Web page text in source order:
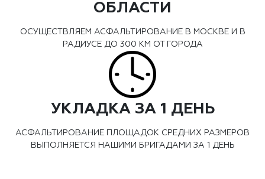
ОБЛАСТИ
ОСУЩЕСТВЛЯЕМ АСФАЛЬТИРОВАНИЕ В МОСКВЕ И В
РАДИУСЕ ДО 300 КМ ОТ ГОРОДА
УКЛАДКА ЗА 1 ДЕНЬ
АСФАЛЬТИРОВАНИЕ ПЛОЩАДОК СРЕДНИХ РАЗМЕРОВ
ВЫПОЛНЯЕТСЯ НАШИМИ БРИГАДАМИ ЗА 1 ДЕНЬ